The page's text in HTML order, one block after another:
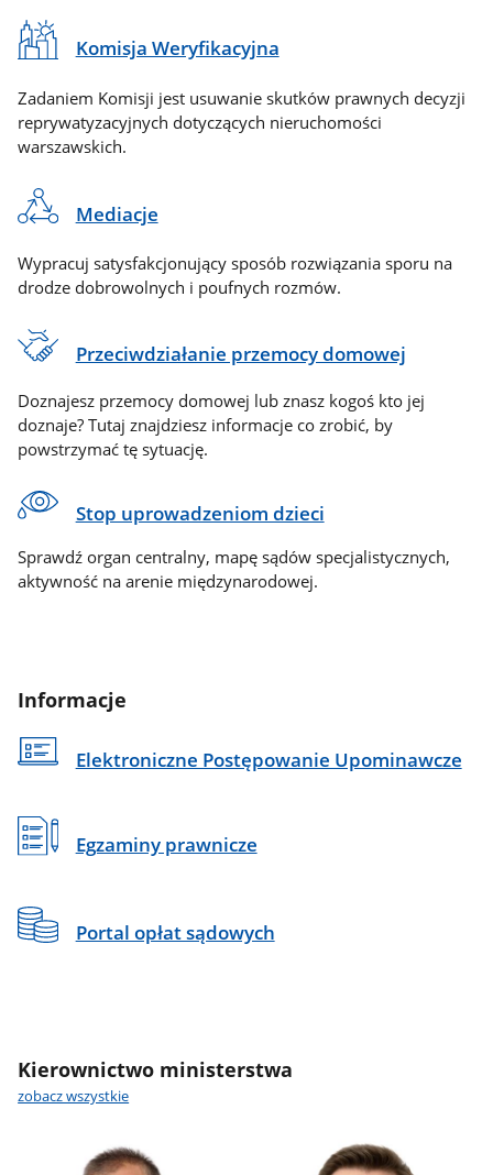
Komisja Weryfikacyjna
Zadaniem Komisji jest usuwanie skutków prawnych decyzji
reprywatyzacyjnych dotyczących nieruchomości
warszawskich.
Mediacje
Wypracuj satysfakcjonujący sposób rozwiązania sporu na
drodze dobrowolnych i poufnych rozmów.
Przeciwdziałanie przemocy domowej
Doznajesz przemocy domowej lub znasz kogoś kto jej
doznaje? Tutaj znajdziesz informacje co zrobić, by
powstrzymać tę sytuację.
Stop uprowadzeniom dzieci
Sprawdź organ centralny, mapę sądów specjalistycznych,
aktywność na arenie międzynarodowej.
Informacje
Elektroniczne Postępowanie Upominawcze
Egzaminy prawnicze
Portal opłat sądowych
Kierownictwo ministerstwa
zobacz wszystkie